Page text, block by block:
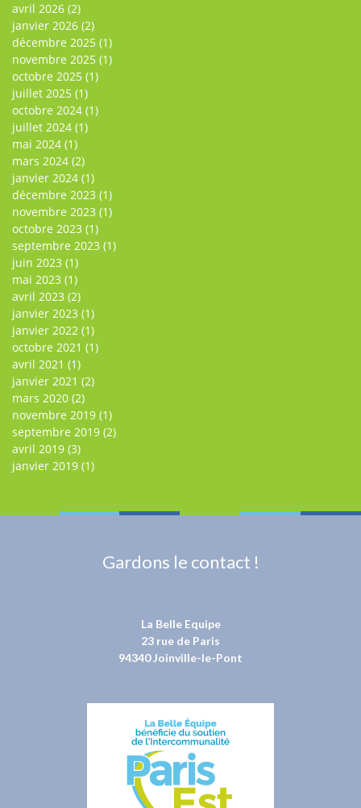
avril 2026 (2)
janvier 2026 (2)
décembre 2025 (1)
novembre 2025 (1)
octobre 2025 (1)
juillet 2025 (1)
octobre 2024 (1)
juillet 2024 (1)
mai 2024 (1)
mars 2024 (2)
janvier 2024 (1)
décembre 2023 (1)
novembre 2023 (1)
octobre 2023 (1)
septembre 2023 (1)
juin 2023 (1)
mai 2023 (1)
avril 2023 (2)
janvier 2023 (1)
janvier 2022 (1)
octobre 2021 (1)
avril 2021 (1)
janvier 2021 (2)
mars 2020 (2)
novembre 2019 (1)
septembre 2019 (2)
avril 2019 (3)
janvier 2019 (1)
Gardons le contact !
La Belle Equipe
23 rue de Paris
94340 Joinville-le-Pont